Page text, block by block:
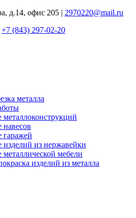
д.14, офис 205 | 2970220@mail.ru
+7 (843) 297-02-20
металла
металлоконструкций
навесов
гаражей
изделий из нержавейки
металлической мебели
изделий из металла